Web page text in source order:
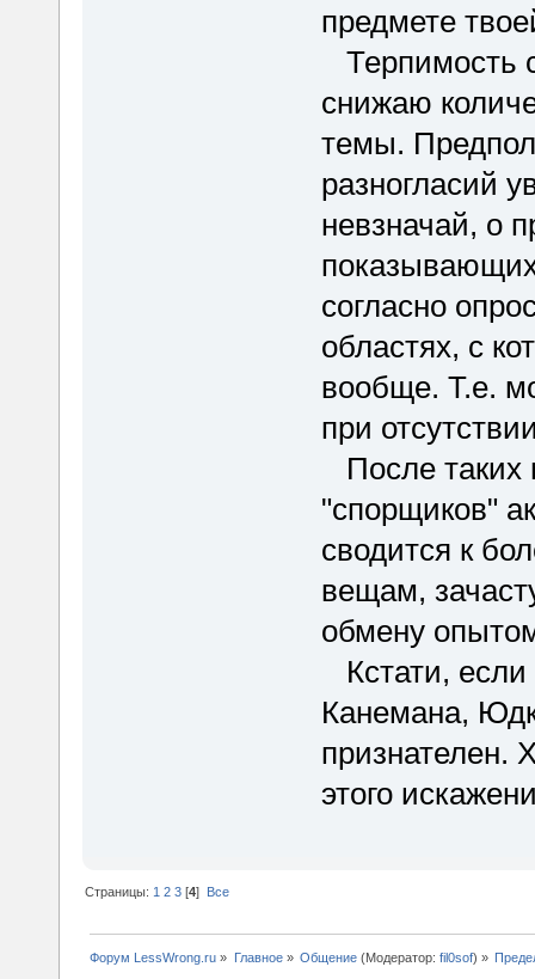
предмете
Терпимость
снижаю
темы.
разногласий
невзначай, о
согласно
областях, с
вообще. Т.е.
при
После таких
"спорщиков"
сводится к
вещам,
обмену
Кстати, если
Канемана,
признателен.
этого
Страницы: 1 2 3 [4] Все
Форум LessWrong.ru » Главное» Общение(Модератор: fil0sof) »